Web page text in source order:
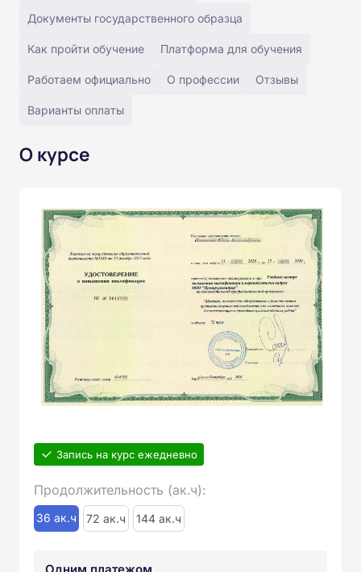
Документы государственного образца
Как пройти обучение Платформа для обучения
Работаем официально О профессии Отзывы
Варианты оплаты
О курсе
Запись на курс ежедневно
Продолжительность (ак.ч):
36 ак.ч 72 ак.ч 144 ак.ч